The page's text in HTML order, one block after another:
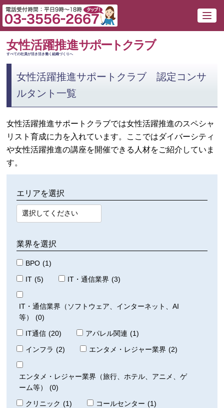
女性活躍推進サポートクラブ
すべての社員が活き活き働く組織づくりへ
女性活躍推進サポートクラブ 認定コンサ
ルタント一覧
女性活躍推進サポートクラブでは女性活躍推進のスペシャ
リスト育成に力を入れています。ここではダイバーシティ
や女性活躍推進の講座を開催できる人材をご紹介していま
す。
エリアを選択
業界を選択
BPO (1)
IT (5) IT・通信業界 (3)
IT・通信業界（ソフトウェア、インターネット、AI
等）
(0)
IT通信 (20) アパレル関連 (1)
インフラ (2) エンタメ・レジャー業界 (2)
エンタメ・レジャー業界（旅行、ホテル、アニメ、ゲ
ーム等）
(0)
クリニック (1) コールセンター (1)